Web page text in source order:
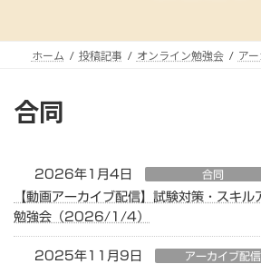
ホーム 投稿記事 オンライン勉強会 ア
合同
2026年1月4日 合同
【動画アーカイブ配信】試験対策・スキル
勉強会（2026/1/4）
2025年11月9日 アーカイブ配信